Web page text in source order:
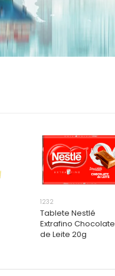
1232
Tablete Nestlé
Extrafino Chocolate
de Leite 20g